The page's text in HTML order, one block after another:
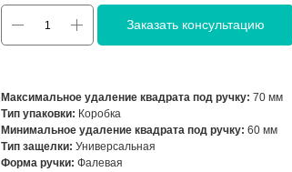
Заказать консультацию
Максимальное удаление квадрата под ручку: 70 мм
Тип упаковки: Коробка
Минимальное удаление квадрата под ручку: 60 мм
Тип защелки: Универсальная
Форма ручки: Фалевая